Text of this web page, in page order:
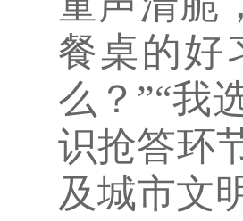
餐桌的好
么？”“我
识抢答环
及城市文